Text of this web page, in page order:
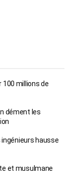
100 millions de
dément les
ingénieurs hausse
et musulmane